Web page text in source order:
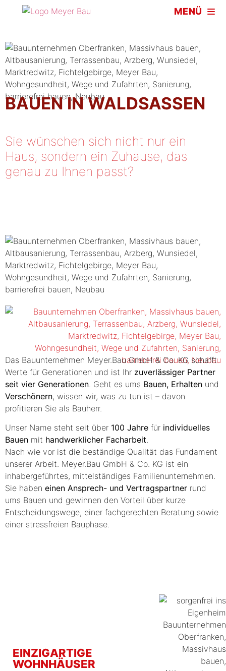
springen
MENÜ
BAUEN IN WALDSASSEN
Sie wünschen sich nicht nur ein
Haus, sondern ein Zuhause, das
genau zu Ihnen passt?
Das Bauunternehmen Meyer.Bau GmbH & Co. KG schafft
Werte für Generationen und ist Ihr zuverlässiger Partner
seit vier Generationen. Geht es ums Bauen, Erhalten und
Verschönern, wissen wir, was zu tun ist – davon
profitieren Sie als Bauherr.
Unser Name steht seit über 100 Jahre für individuelles
Bauen mit handwerklicher Facharbeit.
Nach wie vor ist die beständige Qualität das Fundament
unserer Arbeit. Meyer.Bau GmbH & Co. KG ist ein
inhabergeführtes, mittelständiges Familienunternehmen.
Sie haben einen Ansprech- und Vertragspartner rund
ums Bauen und gewinnen den Vorteil über kurze
Entscheidungswege, einer fachgerechten Beratung sowie
einer stressfreien Bauphase.
EINZIGARTIGE
WOHNHÄUSER